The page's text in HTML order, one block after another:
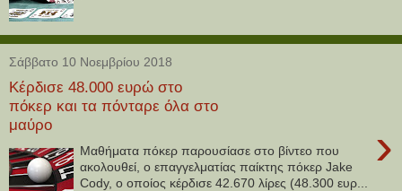
Σάββατο 10 Νοεμβρίου 2018
Κέρδισε 48.000 ευρώ στο
πόκερ και τα πόνταρε όλα στο
μαύρο
›
Μαθήματα πόκερ παρουσίασε στο βίντεο που
ακολουθεί, ο επαγγελματίας παίκτης πόκερ Jake
Cody, ο οποίος κέρδισε 42.670 λίρες (48.300 ευρ...